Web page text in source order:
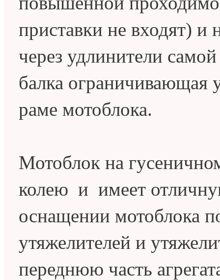
приставки не входят) и
через удлинители
балка ограничивающая
раме мотоблока.
Мотоблок на
колею и имеет
оснащении мотоблока
утяжелителей и
переднюю часть